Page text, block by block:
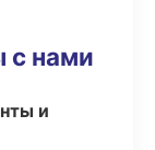
с нами
и